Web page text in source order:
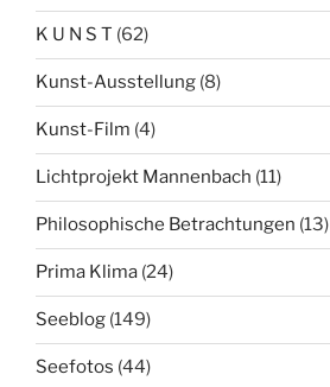
K U N S T (62)
Kunst-Ausstellung (8)
Kunst-Film (4)
Lichtprojekt Mannenbach (11)
Philosophische Betrachtungen (13)
Prima Klima (24)
Seeblog (149)
Seefotos (44)